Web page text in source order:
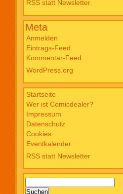
RSS statt Newsletter
Meta
Anmelden
Eintrags-Feed
Kommentar-Feed
WordPress.org
Startseite
Wer ist Comicdealer?
Impressum
Datenschutz
Cookies
Eventkalender
RSS statt Newsletter
nach: